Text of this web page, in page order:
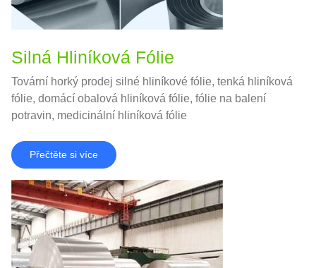
Silná Hliníková Fólie
Tovární horký prodej silné hliníkové fólie, tenká hliníková
fólie, domácí obalová hliníková fólie, fólie na balení
potravin, medicinální hliníková fólie
Přečtěte si více